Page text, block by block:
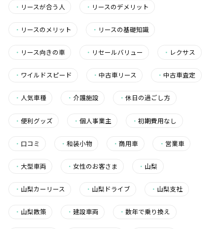
・ リースが合う人 ・ リースのデメリット
・ リースのメリット ・ リースの基礎知識
・ リース向きの車 ・ リセールバリュー ・ レクサス
・ ワイルドスピード ・中古車リース ・中古車査定
・ 人気車種 ・ 介護施設 ・休日の過ごし方
・ 便利グッズ ・個人事業主 ・初期費用なし
・ 口コミ ・和装小物 ・商用車 ・ 営業車
・ 大型車両 ・女性のお客さま ・ 山梨
・ 山梨カーリース ・ 山梨ドライブ ・ 山梨支社
・ 山梨散策 ・建設車両 ・数年で乗り換え